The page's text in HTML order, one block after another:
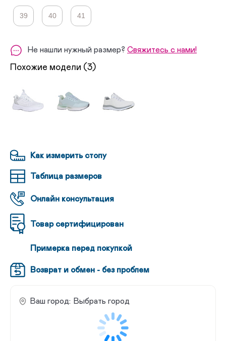
39 40 41
Не нашли нужный размер? Свяжитесь с нами!
Похожие модели (3)
Как измерить стопу
Таблица размеров
Онлайн консультация
Товар сертифицирован
Примерка перед покупкой
Возврат и обмен - без проблем
Ваш город: Выбрать город